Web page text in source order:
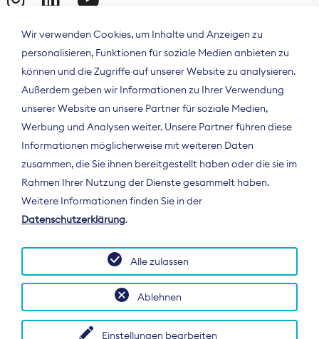
Der Bundesverband Digitalpublisher und
Zeitungsverleger (BDZV) vertritt als
Spitzenorganisation die Interessen der
Deutschland und auf EU-Ebene.
Wir verwenden Cookies, um Inhalte und Anzeigen zu
personalisieren, Funktionen für soziale Medien anbieten zu
können und die Zugriffe auf unserer Website zu analysieren.
Außerdem geben wir Informationen zu Ihrer Verwendung
unserer Website an unsere Partner für soziale Medien,
Werbung und Analysen weiter. Unsere Partner führen diese
Informationen möglicherweise mit weiteren Daten
zusammen, die Sie ihnen bereitgestellt haben oder die sie im
Rahmen Ihrer Nutzung der Dienste gesammelt haben.
Weitere Informationen finden Sie in der
Datenschutzerklärung.
Einstellungen bearbeiten
Ablehnen
Alle zulassen